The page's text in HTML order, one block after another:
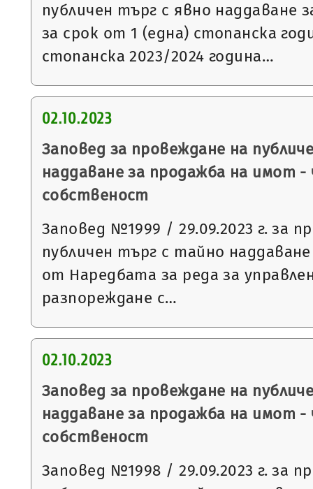
публичен търг с явно наддаване
за срок от 1 (една) стопанска
стопанска 2023/2024 година…
02.10.2023
Заповед за провеждане на
наддаване за продажба на имот
собственост
Заповед №1999 / 29.09.2023 г. за
публичен търг с тайно наддаване
от Наредбата за реда за
разпореждане с…
02.10.2023
Заповед за провеждане на
наддаване за продажба на имот
собственост
Заповед №1998 / 29.09.2023 г. за